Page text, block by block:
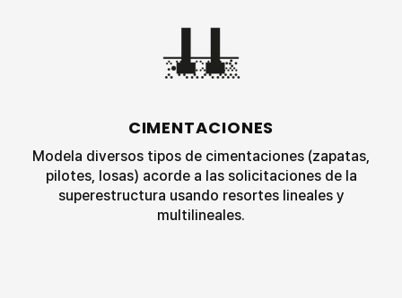
CIMENTACIONES
Modela diversos tipos de cimentaciones (zapatas,
pilotes, losas) acorde a las solicitaciones de la
superestructura usando resortes lineales y
multilineales.